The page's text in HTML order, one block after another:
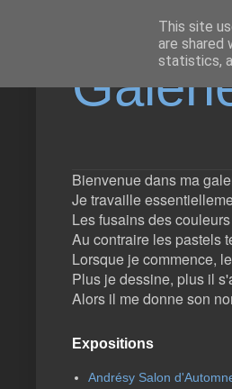
Bienvenue dans ma
Je travaille
Les fusains des
Au contraire les pastels
Lorsque je commence,
Plus je dessine, plus il
Alors il me donne son
Expositions
Andrésy Salon
This site
are shared
statistics,